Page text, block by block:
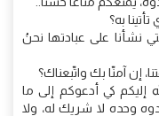
به؟
نشأنا على عبادتها نحنُ
إن آمنّا بك واتّبعناك؟
إليكم كي أدعوكم إلى ما
وحده لا شريك له، ولا